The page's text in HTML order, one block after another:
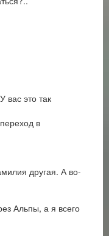
вас это так
в
другая. А во-
Альпы, а я всего